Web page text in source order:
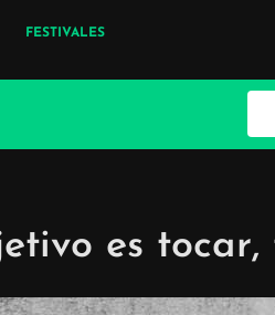
FESTIVALES
B
c
es